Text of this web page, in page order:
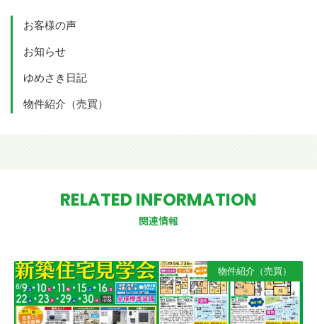
お客様の声
お知らせ
ゆめさき日記
物件紹介（売買）
RELATED INFORMATION
関連情報
物件紹介（売買）